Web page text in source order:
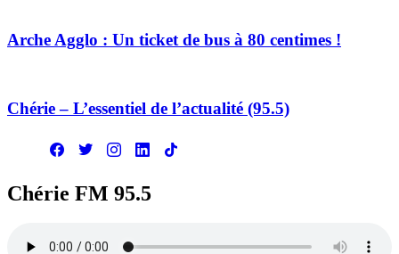
Arche Agglo : Un ticket de bus à 80 centimes !
Chérie – L’essentiel de l’actualité (95.5)
Chérie FM 95.5